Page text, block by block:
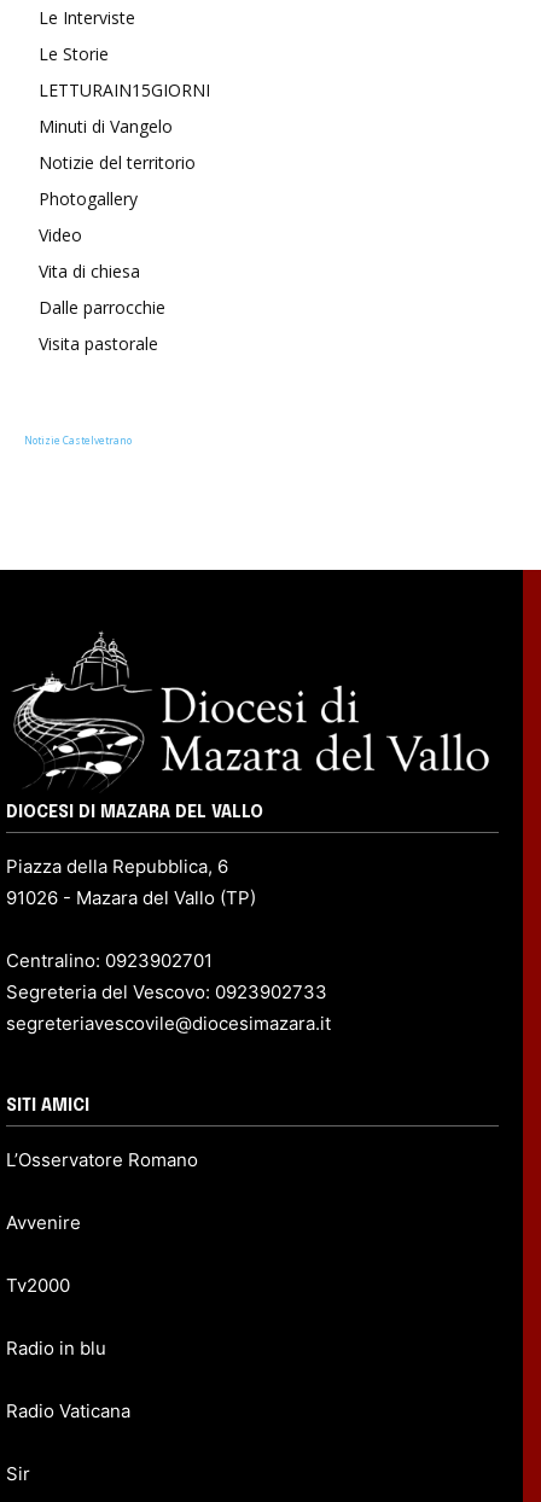
Le Interviste
Le Storie
LETTURAIN15GIORNI
Minuti di Vangelo
Notizie del territorio
Photogallery
Video
Vita di chiesa
Dalle parrocchie
Visita pastorale
Notizie Castelvetrano
DIOCESI DI MAZARA DEL VALLO
Piazza della Repubblica, 6
91026 - Mazara del Vallo (TP)
Centralino: 0923902701
Segreteria del Vescovo: 0923902733
segreteriavescovile@diocesimazara.it
SITI AMICI
L’Osservatore Romano
Avvenire
Tv2000
Radio in blu
Radio Vaticana
Sir